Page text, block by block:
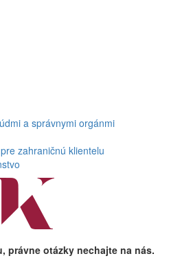
a správnymi orgánmi
zahraničnú klientelu
právne otázky nechajte na nás.